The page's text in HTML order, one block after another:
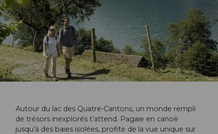
Autour du lac des Quatre-Cantons, un monde rempli
de trésors inexplorés t’attend. Pagaie en canoë
jusqu’à des baies isolées, profite de la vue unique sur